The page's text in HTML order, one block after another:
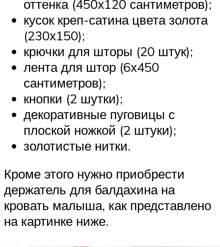
оттенка (450х120 сантиметров);
кусок креп-сатина цвета золота
(230х150);
крючки для шторы (20 штук);
лента для штор (6х450
сантиметров);
кнопки (2 шутки);
декоративные пуговицы с
плоской ножкой (2 штуки);
золотистые нитки.
Кроме этого нужно приобрести
держатель для балдахина на
кровать малыша, как представлено
на картинке ниже.